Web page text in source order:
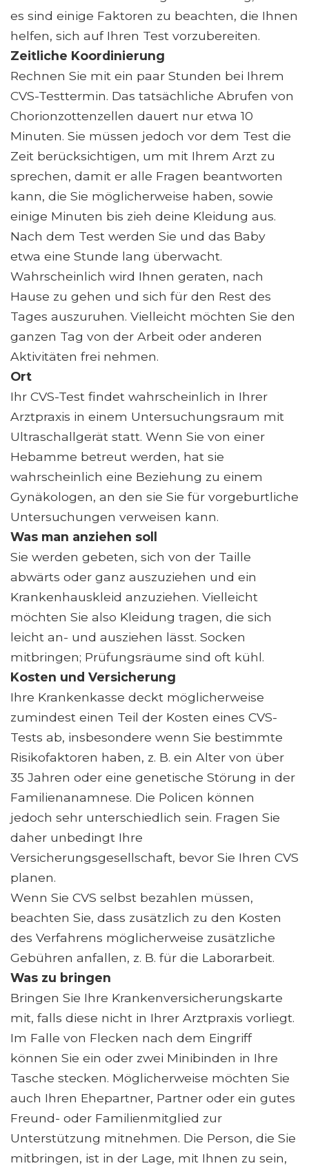
es sind einige Faktoren zu beachten, die Ihnen
helfen, sich auf Ihren Test vorzubereiten.
Zeitliche Koordinierung
Rechnen Sie mit ein paar Stunden bei Ihrem
CVS-Testtermin. Das tatsächliche Abrufen von
Chorionzottenzellen dauert nur etwa 10
Minuten. Sie müssen jedoch vor dem Test die
Zeit berücksichtigen, um mit Ihrem Arzt zu
sprechen, damit er alle Fragen beantworten
kann, die Sie möglicherweise haben, sowie
einige Minuten bis zieh deine Kleidung aus.
Nach dem Test werden Sie und das Baby
etwa eine Stunde lang überwacht.
Wahrscheinlich wird Ihnen geraten, nach
Hause zu gehen und sich für den Rest des
Tages auszuruhen. Vielleicht möchten Sie den
ganzen Tag von der Arbeit oder anderen
Aktivitäten frei nehmen.
Ort
Ihr CVS-Test findet wahrscheinlich in Ihrer
Arztpraxis in einem Untersuchungsraum mit
Ultraschallgerät statt. Wenn Sie von einer
Hebamme betreut werden, hat sie
wahrscheinlich eine Beziehung zu einem
Gynäkologen, an den sie Sie für vorgeburtliche
Untersuchungen verweisen kann.
Was man anziehen soll
Sie werden gebeten, sich von der Taille
abwärts oder ganz auszuziehen und ein
Krankenhauskleid anzuziehen. Vielleicht
möchten Sie also Kleidung tragen, die sich
leicht an- und ausziehen lässt. Socken
mitbringen; Prüfungsräume sind oft kühl.
Kosten und Versicherung
Ihre Krankenkasse deckt möglicherweise
zumindest einen Teil der Kosten eines CVS-
Tests ab, insbesondere wenn Sie bestimmte
Risikofaktoren haben, z. B. ein Alter von über
35 Jahren oder eine genetische Störung in der
Familienanamnese. Die Policen können
jedoch sehr unterschiedlich sein. Fragen Sie
daher unbedingt Ihre
Versicherungsgesellschaft, bevor Sie Ihren CVS
planen.
Wenn Sie CVS selbst bezahlen müssen,
beachten Sie, dass zusätzlich zu den Kosten
des Verfahrens möglicherweise zusätzliche
Gebühren anfallen, z. B. für die Laborarbeit.
Was zu bringen
Bringen Sie Ihre Krankenversicherungskarte
mit, falls diese nicht in Ihrer Arztpraxis vorliegt.
Im Falle von Flecken nach dem Eingriff
können Sie ein oder zwei Minibinden in Ihre
Tasche stecken. Möglicherweise möchten Sie
auch Ihren Ehepartner, Partner oder ein gutes
Freund- oder Familienmitglied zur
Unterstützung mitnehmen. Die Person, die Sie
mitbringen, ist in der Lage, mit Ihnen zu sein,